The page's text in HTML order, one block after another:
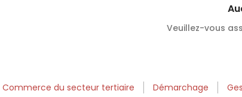
Veuillez-vous
Commerce du secteur tertiaire Démarchage